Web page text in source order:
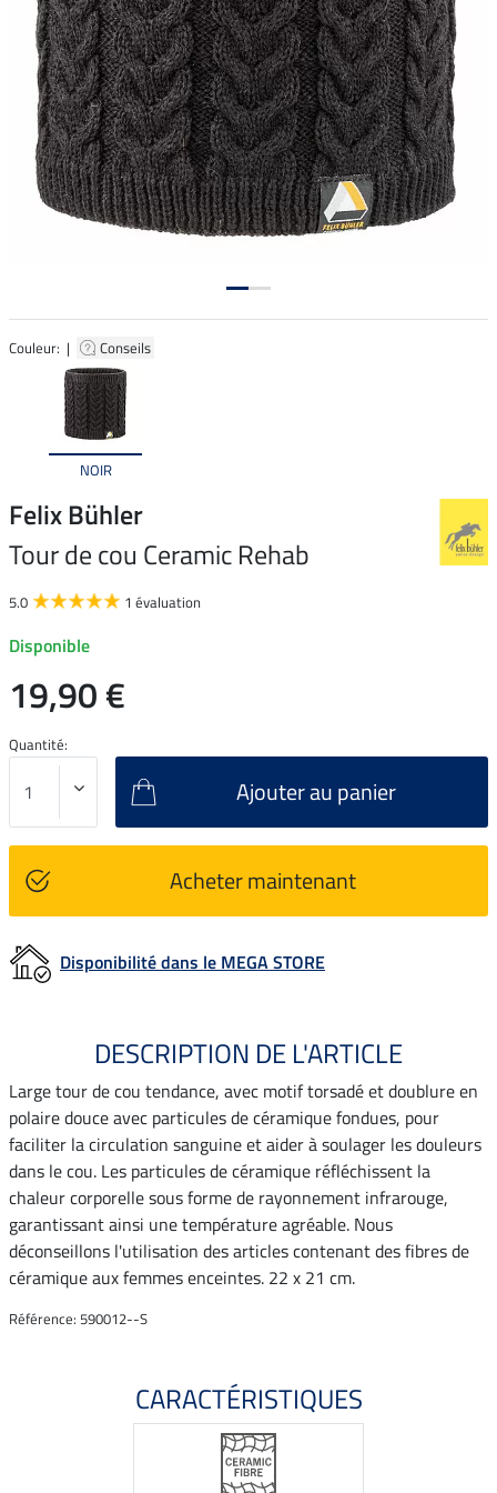
Couleur: | Conseils
NOIR
Felix Bühler
Tour de cou Ceramic Rehab
5.0 1 évaluation
Disponible
19,90 €
Quantité:
Ajouter au panier
Acheter maintenant
Disponibilité dans le MEGA STORE
DESCRIPTION DE L'ARTICLE
Large tour de cou tendance, avec motif torsadé et doublure en
polaire douce avec particules de céramique fondues, pour
faciliter la circulation sanguine et aider à soulager les douleurs
dans le cou. Les particules de céramique réfléchissent la
chaleur corporelle sous forme de rayonnement infrarouge,
garantissant ainsi une température agréable. Nous
déconseillons l'utilisation des articles contenant des fibres de
céramique aux femmes enceintes. 22 x 21 cm.
Référence: 590012--S
CARACTÉRISTIQUES